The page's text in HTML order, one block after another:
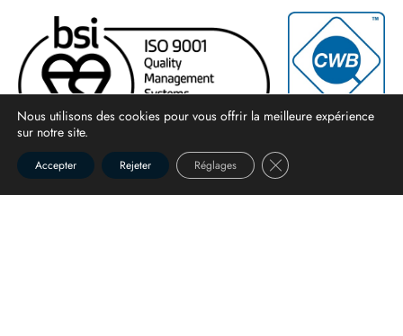
NOVO SST
Nous utilisons des cookies pour vous offrir la meilleure expérience
sur notre site.
Accepter Rejeter Réglages Close GDPR Cookie